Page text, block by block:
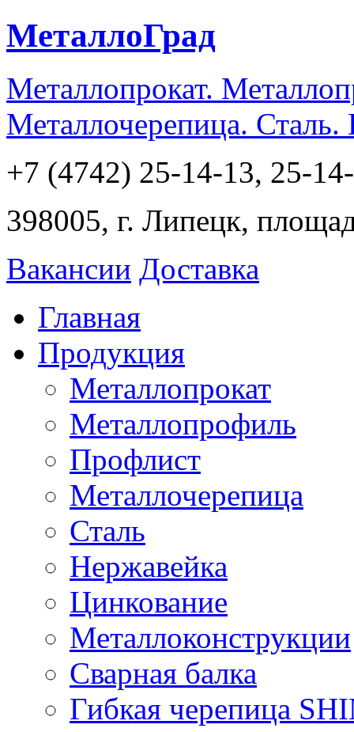
МеталлоГрад
Металлопрокат.
Металлочерепица.
+7 (4742) 25-14-13, 25-
398005, г. Липецк,
Вакансии Доставка
Главная
Продукция
Металлопрокат
Металлопрофиль
Профлист
Металлочерепица
Сталь
Нержавейка
Цинкование
Металлоконструкции
Сварная балка
Гибкая черепица